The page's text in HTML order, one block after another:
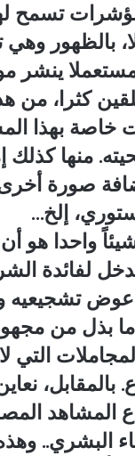
تسمح
بالظهور
ينشر
كثرا، من
خاصة بهذا
منها كذلك
صورة أخرى
إلخ…
واحدا هو
لفائدة
عوض تشجيعيه
بذل من
التي
المشاهد
البشري..